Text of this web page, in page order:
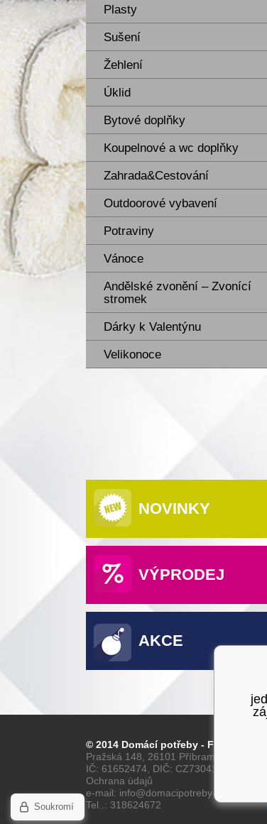
Plasty
Sušení
Žehlení
Úklid
Bytové doplňky
Koupelnové a wc doplňky
Zahrada&Cestování
Outdoorové vybavení
Potraviny
Vánoce
Andělské zvonění – Zvonící
stromek
Dárky k Valentýnu
Velikonoce
NOVINKY
VÝPRODEJ
AKCE
© 2014 Domácí potřeby - Franta
Pražská 148, 26101 Příbram
IČ: 61652474, DIČ: CZ7304160028
Ochrana údajů
e-mail: info@domacipotreby-franta.cz
Tel..: 318624672
Soukromí